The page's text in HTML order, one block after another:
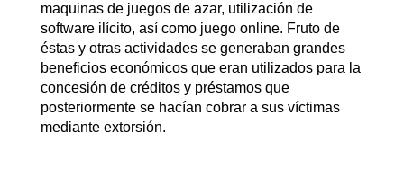
maquinas de juegos de azar, utilización de
software ilícito, así como juego online. Fruto de
éstas y otras actividades se generaban grandes
beneficios económicos que eran utilizados para la
concesión de créditos y préstamos que
posteriormente se hacían cobrar a sus víctimas
mediante extorsión.